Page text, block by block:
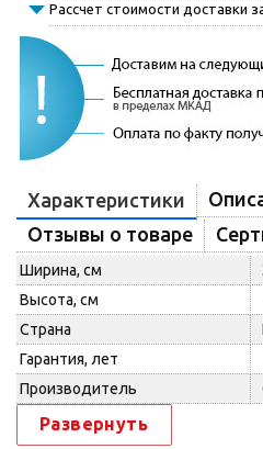
Рассчет стоимости доставки
Характеристики
Отзывы о товаре
Ширина, см
Высота, см
Страна
Гарантия, лет
Производитель
Развернуть